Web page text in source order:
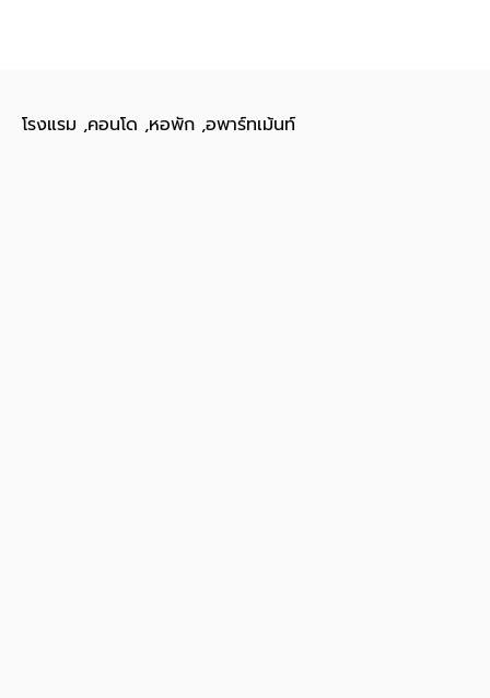
โรงแรม ,คอนโด ,หอพัก ,อพาร์ทเม้นท์